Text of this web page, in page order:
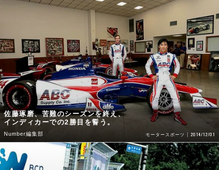
佐藤琢磨、苦難のシーズンを終え、
インディカーでの2勝目を誓う。
Number編集部 モータースポーツ 2014/12/01